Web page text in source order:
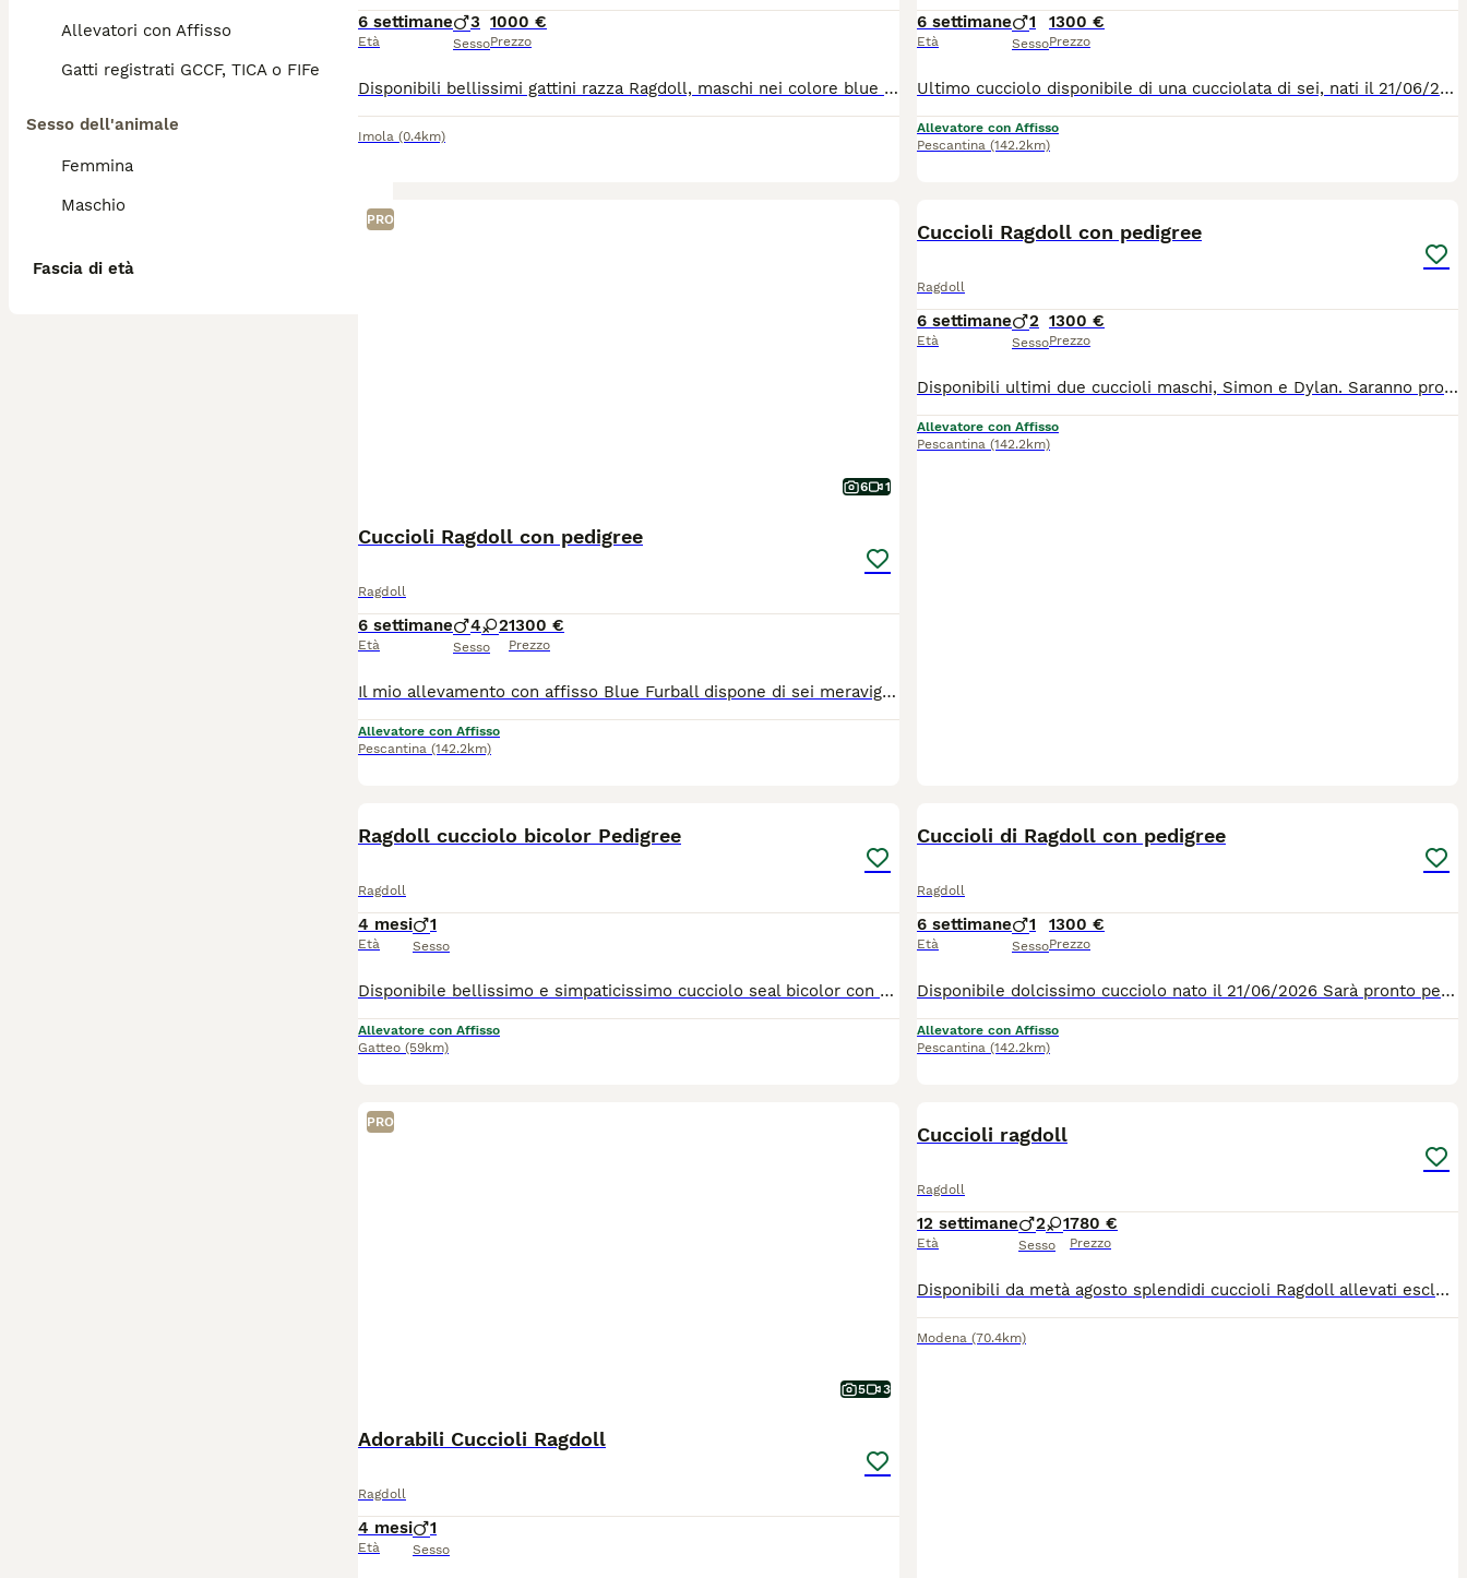
Allevatori con Affisso
Gatti registrati GCCF, TICA o FIFe
Sesso dell'animale
Femmina
Maschio
Fascia di età
6 settimane
Età
3
Sesso
1000 €
Prezzo
Disponibili bellissimi gattini razza Ragdoll, maschi nei colore blue lynx bicolor, blue mitted e blue bicolor, tre mesi compiuti, pronti per andare in una nuova casa. Carattere dolce, equilibrato e socievole, tipico della razza. I cuccioli sono completi di Pedigree ministeriale AGI-WCF, Microchip, doppio vaccino, sverminazioni, libretto sanitario e passaggio di proprietà. Ci troviamo ad Imola (BO) Per informazioni, foto, disponibilità o per fissare una visita: WhatsApp 3356236300
Imola (0.4km)
6 settimane
Età
1
Sesso
1300 €
Prezzo
Ultimo cucciolo disponibile di una cucciolata di sei, nati il 21/06/2026 e pronti a raggiungere la loro nuova famiglia a fine settembre. Vengono ceduti con pedigree, microchip, libretto e profilassi sanitaria obbligatoria, passaggio di proprietà. I genitori sono testati Fiv/Felv e per le malattie genetiche specifiche della razza. I gattini hanno un carattere meraviglioso perché crescono in famiglia con noi
Allevatore con Affisso
Pescantina (142.2km)
PRO
6 1
Cuccioli Ragdoll con pedigree
Ragdoll
6 settimane
Età
4 2
Sesso
1300 €
Prezzo
Il mio allevamento con affisso Blue Furball dispone di sei meravigliosi cuccioli di Ragdoll seal point and white bicolour nati il 21/06/2026 Sono 2 femmine e 4 maschi che saranno ceduti al compimento del loro terzo mese con pedigree Afef, microchip, doppia vaccinazione, sverminazione, libretto sanitario, passaggio di proprietà e kit di partenza. Entrambi i genitori sono stati sottoposti a test genetici per confermare l'assenza di geni per cardiomiopatia ipertrofica (HCM), malattia renale policistica (PKD), virus dell'immunodeficienza felina (FIV), virus della leucemia felina (FeLV) e verrà consegnata ai nuovi proprietari copia di tali test e il certificato di buona salute. I cuccioli crescono in ambiente domestico, a contatto con la famiglia, per favorire un carattere dolce, equilibrato e socievole, tipico della razza. Per info, ulteriori foto o visite contattarmi tramite whatsapp 3485656123
Allevatore con Affisso
Pescantina (142.2km)
Cuccioli Ragdoll con pedigree
Ragdoll
6 settimane
Età
2
Sesso
1300 €
Prezzo
Disponibili ultimi due cuccioli maschi, Simon e Dylan. Saranno pronti per raggiungere la loro nuova casa a fine settembre Sono dolci e giocherelloni, cercano tanto il contatto umano Verranno ceduto con pedigree, microchip, profilassi sanitaria, libretto e passaggio di proprietà. Per ulteriori foto/video e informazioni non esitate a contattarmi
Allevatore con Affisso
Pescantina (142.2km)
Ragdoll cucciolo bicolor Pedigree
Ragdoll
4 mesi
Età
1
Sesso
Disponibile bellissimo e simpaticissimo cucciolo seal bicolor con Pedigree. Genitori testati per le malattie genetiche tutte negative. Viene consegnato con Pedigree, libretto con 2 vaccinazioni, starter kit.
Allevatore con Affisso
Gatteo (59km)
Cuccioli di Ragdoll con pedigree
Ragdoll
6 settimane
Età
1
Sesso
1300 €
Prezzo
Disponibile dolcissimo cucciolo nato il 21/06/2026 Sarà pronto per andare nella sua nuova casa al compimento del terzo mese quindi fine settembre Verrà ceduto con pedigree Afef, microchip, doppia vaccinazione, sverminazione, libretto sanitario, passaggio di proprietà e kit di partenza. Entrambi i genitori sono stati sottoposti a test genetici per confermare l'assenza di geni per cardiomiopatia ipertrofica (HCM), malattia renale policistica (PKD), virus dell'immunodeficienza felina (FIV), virus della leucemia felina (FeLV) e verrà consegnata ai nuovi proprietari copia di tali test e il certificato di buona salute. Simon cresce in ambiente domestico, a contatto con la famiglia, per favorire un carattere dolce, equilibrato e socievole, tipico della razza. Per info, ulteriori foto o visite contattarmi tramite whatsapp 3485656123
Allevatore con Affisso
Pescantina (142.2km)
PRO
5 3
Adorabili Cuccioli Ragdoll
Ragdoll
4 mesi
Età
1
Sesso
Cuccioli ragdoll
Ragdoll
12 settimane
Età
2 1
Sesso
780 €
Prezzo
Disponibili da metà agosto splendidi cuccioli Ragdoll allevati esclusivamente in casa genitori visibili testati fiv felv hcm e pdk .i cuccioli si possono già conoscere e dopo reciproca conoscenza eventualmente prenotare massima serietà mantengo i contatti nel tempo e resto sempre a disposizione per seguire la crescita dei piccoli .non li cedo assolutamente a commercianti o allevatori .per info foto e video scrivimi Pure anche su whatsapp
Modena (70.4km)